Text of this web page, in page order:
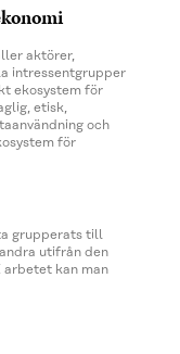
aktörer,
intressentgrupper
ekosystem för
etisk,
och
för
grupperats till
utifrån den
arbetet kan man